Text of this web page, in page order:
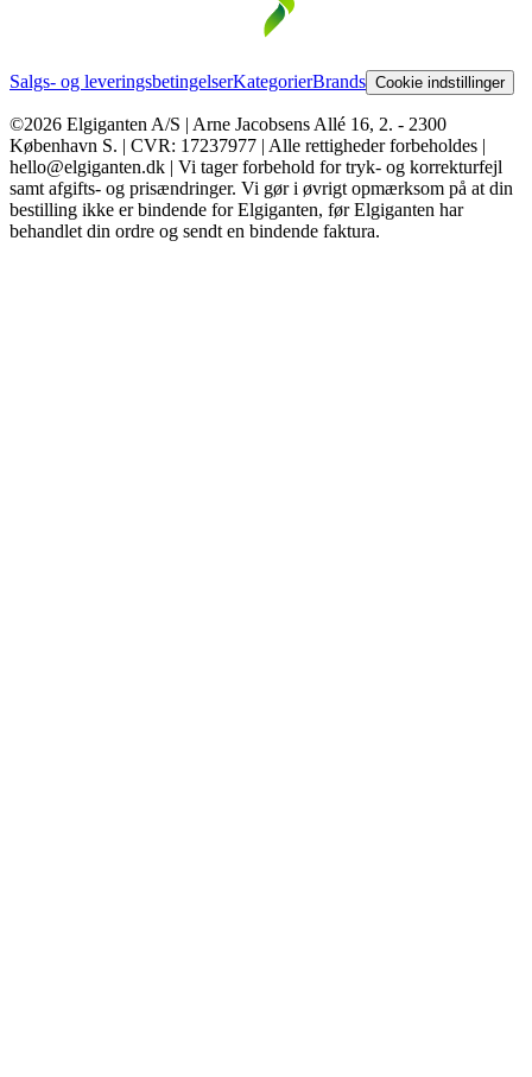
Salgs- og leveringsbetingelserKategorierBrands Cookie indstillinger
©2026 Elgiganten A/S | Arne Jacobsens Allé 16, 2. - 2300
København S. | CVR: 17237977 | Alle rettigheder forbeholdes |
hello@elgiganten.dk | Vi tager forbehold for tryk- og korrekturfejl
samt afgifts- og prisændringer. Vi gør i øvrigt opmærksom på at din
bestilling ikke er bindende for Elgiganten, før Elgiganten har
behandlet din ordre og sendt en bindende faktura.